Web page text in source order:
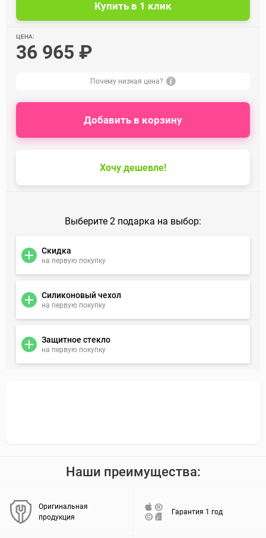
ЦЕНА:
36 965 ₽
Почему низкая цена?
Хочу дешевле!
Добавить в корзину
Выберите 2 подарка на выбор:
Скидка
на первую покупку
Силиконовый чехол
на первую покупку
Защитное стекло
на первую покупку
Наши преимущества:
Оригинальная
продукция
Гарантия 1 год